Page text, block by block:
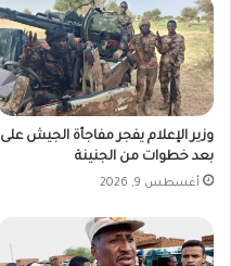
ا
ل
خ
م
ي
س
5
د
م
وزير الإعلام يفجر مفاجأة الجيش على
بعد خطوات من الجنينة
أغسطس 9, 2026